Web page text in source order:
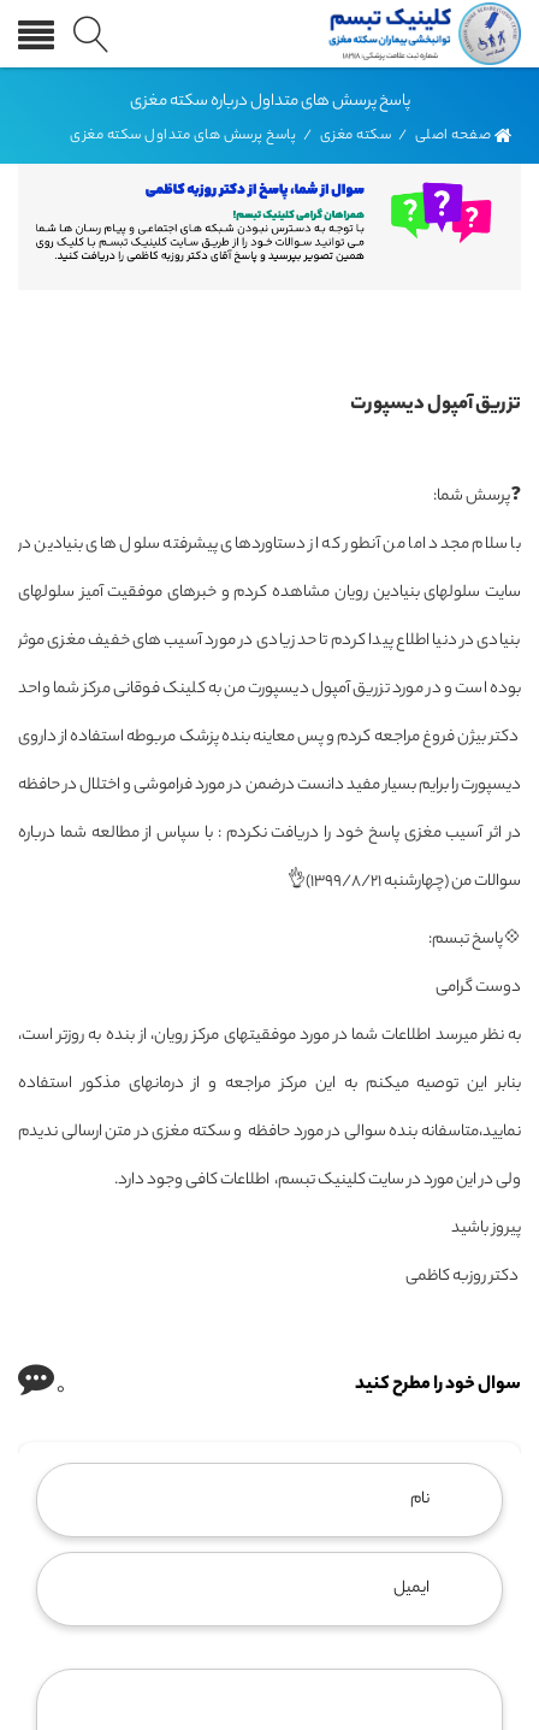
پاسخ پرسش های متداول درباره سکته مغزی
صفحه اصلی / سکته مغزی / پاسخ پرسش های متداول سکته مغزی
تزریق آمپول دیسپورت
❓پرسش شما:
با سلام مجدد اما من آنطور که از دستاوردهای پیشرفته سلول های بنیادین در
سایت سلولهای بنیادین رویان مشاهده کردم و خبرهای موفقیت آمیز سلولهای
بنیادی در دنیا اطلاع پیدا کردم تا حد زیادی در مورد آسیب های خفیف مغزی موثر
بوده است و در مورد تزریق آمپول دیسپورت من به کلینک فوقانی مرکز شما واحد
دکتر بیژن فروغ مراجعه کردم و پس معاینه بنده پزشک مربوطه استفاده از داروی
دیسپورت را برایم بسیار مفید دانست درضمن در مورد فراموشی و اختلال در حافظه
در اثر آسیب مغزی پاسخ خود را دریافت نکردم : با سپاس از مطالعه شما درباره
سوالات من (چهارشنبه 1399/8/21)👌
💠پاسخ تبسم:
دوست گرامی
به نظر میرسد اطلاعات شما در مورد موفقیتهای مرکز رویان، از بنده به روزتر است،
بنابر این توصیه میکنم به این مرکز مراجعه و از درمانهای مذکور استفاده
نمایید،متاسفانه بنده سوالی در مورد حافظه و سکته مغزی در متن ارسالی ندیدم
ولی در این مورد در سایت کلینیک تبسم، اطلاعات کافی وجود دارد.
پیروز باشید
دکتر روزبه کاظمی
سوال خود را مطرح کنید 0